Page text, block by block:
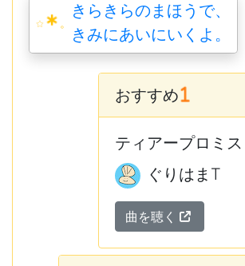
。
きらきらのまほうで、
きみにあいにいくよ。
おすすめ
ティアープロミス
ぐりはまT
曲を聴く